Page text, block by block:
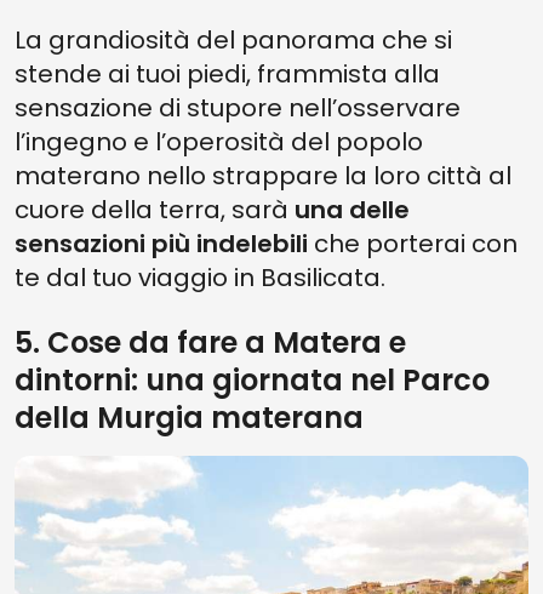
La grandiosità del panorama che si
stende ai tuoi piedi, frammista alla
sensazione di stupore nell’osservare
l’ingegno e l’operosità del popolo
materano nello strappare la loro città al
cuore della terra, sarà una delle
sensazioni più indelebili che porterai con
te dal tuo viaggio in Basilicata.
5. Cose da fare a Matera e
dintorni: una giornata nel Parco
della Murgia materana